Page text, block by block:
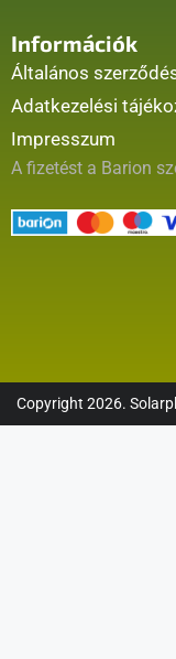
Információk
Általános
Adatkezelési
Impresszum
A fizetést a Barion
Copyright 2026.